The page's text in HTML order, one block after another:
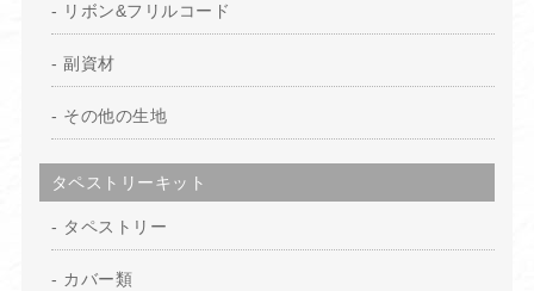
リボン&フリルコード
副資材
その他の生地
タペストリーキット
タペストリー
カバー類